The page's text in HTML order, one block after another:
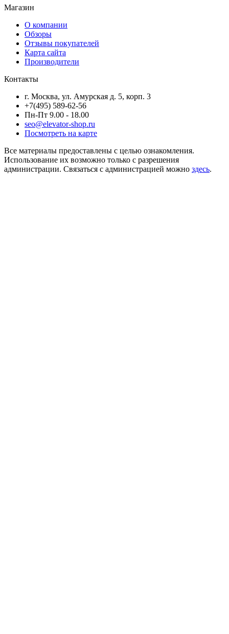
Магазин
О компании
Обзоры
Отзывы покупателей
Карта сайта
Производители
Контакты
г. Москва, ул. Амурская д. 5, корп. 3
+7(495) 589-62-56
Пн-Пт 9.00 - 18.00
seo@elevator-shop.ru
Посмотреть на карте
Все материалы предоставлены с целью ознакомления.
Использование их возможно только с разрешения
администрации. Связаться с администрацией можно здесь.